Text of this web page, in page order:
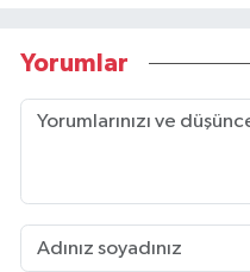
Yorumlar